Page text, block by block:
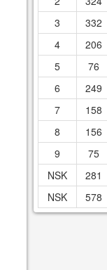
3
332
4
206
5
76
6
249
7
158
8
156
9
75
NSK
281
NSK
578